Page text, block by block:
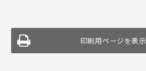
印刷用ページを表示